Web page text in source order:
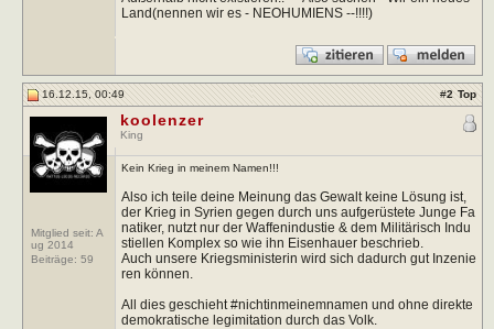
Land(nennen wir es - NEOHUMIENS --!!!!)
16.12.15, 00:49 #2 Top
Mitglied seit: A
ug 2014
Beiträge: 59
koolenzer
King
Kein Krieg in meinem Namen!!!
Also ich teile deine Meinung das Gewalt keine Lösung ist,
der Krieg in Syrien gegen durch uns aufgerüstete Junge Fa
natiker, nutzt nur der Waffenindustie & dem Militärisch Indu
stiellen Komplex so wie ihn Eisenhauer beschrieb.
Auch unsere Kriegsministerin wird sich dadurch gut Inzenie
ren können.
All dies geschieht #nichtinmeinemnamen und ohne direkte
demokratische legimitation durch das Volk.